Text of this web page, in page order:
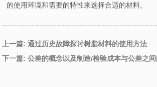
的使用环境和需要的特性来选择合适的材料。
上一篇: 通过历史故障探讨树脂材料的使用方法
下一篇: 公差的概念以及制造/检验成本与公差之